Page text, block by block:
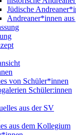
Jüdische
Andreaner*innen
von Schüler*innen
Schüler:innen
aus der SV
aus dem Kollegium